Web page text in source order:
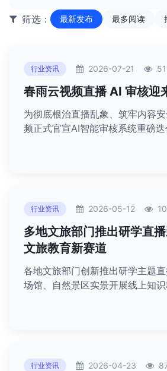
筛选： 最新发布 最多阅读
行业资讯 2026-07-21
春雨云视频直播 AI 审核迎
为彻底根治直播乱象、筑牢内容
频正式官宣AI智能审核系统重磅
法模型、识别维度、风控机制、
播行业划定史上最严格内容红线。
行业资讯 2026-05-12
多地文旅部门推出研学直
文旅教育新赛道
各地文旅部门创新推出研学主题
场馆、自然景区实景开展线上知
行业资讯 2026-04-23